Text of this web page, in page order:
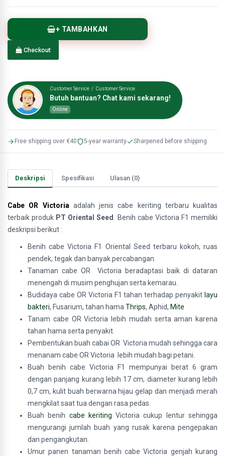
+ TAMBAHKAN
Checkout
Customer Service / Customer Service
Butuh bantuan? Chat kami sekarang!
Online
Free shipping over €40 5-year warranty Sharpened before shipping
Deskripsi Spesifikasi Ulasan (0)
Cabe OR Victoria adalah jenis cabe keriting terbaru kualitas
terbaik produk PT Oriental Seed
. Benih cabe Victoria F1 memiliki
deskripsi berikut :
Benih cabe Victoria F1 Oriental Seed terbaru kokoh, ruas
pendek, tegak dan banyak percabangan.
Tanaman cabe OR Victoria beradaptasi baik di dataran
menengah di musim penghujan serta kemarau.
Budidaya cabe OR Victoria F1 tahan terhadap penyakit layu
bakteri, Fusarium, tahan hama Thrips, Aphid, Mite
Tanam cabe OR Victoria lebih mudah serta aman karena
tahan hama serta penyakit.
Pembentukan buah cabai OR Victoria mudah sehingga cara
menanam cabe OR Victoria lebih mudah bagi petani.
Buah benih cabe Victoria F1 mempunyai berat 6 gram
dengan panjang kurang lebih 17 cm, diameter kurang lebih
0,7 cm, kulit buah berwarna hijau gelap dan menjadi merah
mengkilat saat tua dengan rasa pedas.
Buah benih cabe keriting Victoria cukup lentur sehingga
mengurangi jumlah buah yang rusak karena pengepakan
dan pengangkutan.
Umur panen tanaman benih cabe Victoria genjah kurang